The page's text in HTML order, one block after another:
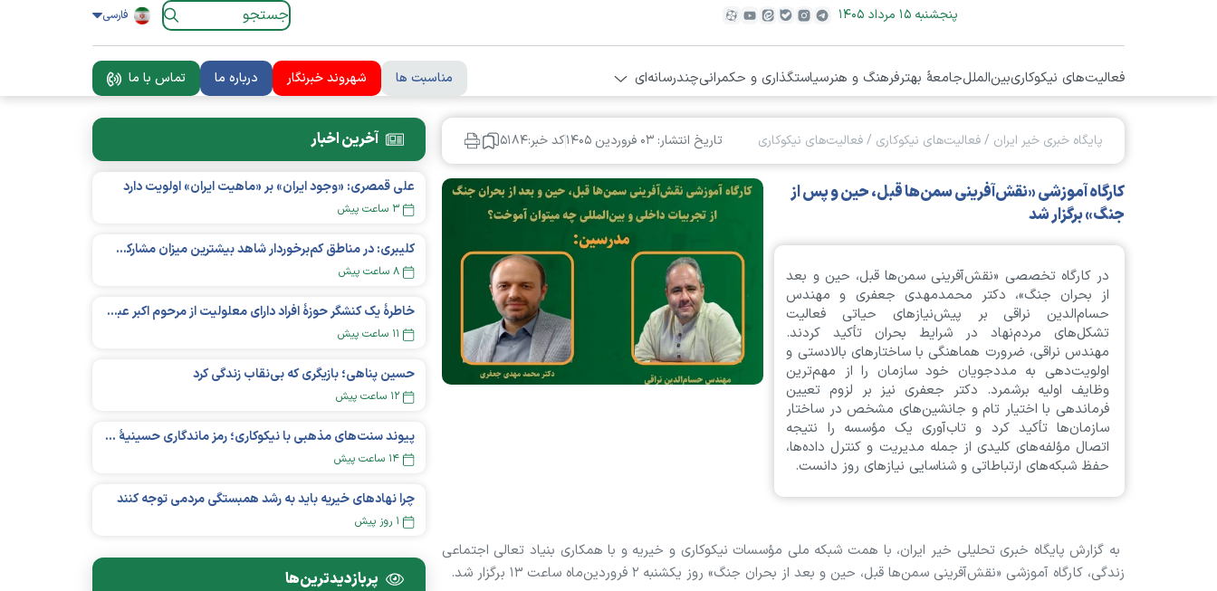
پنجشنبه ۱۵ مرداد ۱۴۰۵ فارسی
فعالیت‌های نیکوکاریبین‌المللجامعۀ بهترفرهنگ و هنرسیاستگذاری و حکمرانیچندرسانه‌ای مناسبت ها شهروند خبرنگار درباره ما تماس با ما
پایگاه خبری خیر ایران /فعالیت‌های نیکوکاری /فعالیت‌های نیکوکاری تاریخ انتشار: ۰۳ فروردين ۱۴۰۵ کد خبر:۵۱۸۴
کارگاه آموزشی «نقش‌آفرینی سمن‌ها قبل، حین و پس از
جنگ» برگزار شد
در کارگاه تخصصی «نقش‌آفرینی سمن‌ها قبل، حین و بعد
از بحران جنگ»، دکتر محمدمهدی جعفری و مهندس
حسام‌الدین نراقی بر پیش‌نیاز‌های حیاتی فعالیت
تشکل‌های مردم‌نهاد در شرایط بحران تأکید کردند.
مهندس نراقی، ضرورت هماهنگی با ساختار‌های بالادستی و
اولویت‌دهی به مددجویان خود سازمان را از مهم‌ترین
وظایف اولیه برشمرد. دکتر جعفری نیز بر لزوم تعیین
فرماندهی با اختیار تام و جانشین‌های مشخص در ساختار
سازمان‌ها تأکید کرد و تاب‌آوری یک مؤسسه را نتیجه
اتصال مؤلفه‌های کلیدی از جمله مدیریت و کنترل داده‌ها،
حفظ شبکه‌های ارتباطاتی و شناسایی نیاز‌های روز دانست.
به گزارش پایگاه خبری تحلیلی خیر ایران، با همت شبکه ملی مؤسسات نیکوکاری و خیریه و با همکاری بنیاد تعالی اجتماعی
زندگی، کارگاه آموزشی «نقش‌آفرینی سمن‌ها قبل، حین و بعد از بحران جنگ» روز یکشنبه ۲ فروردین‌ماه ساعت ۱۳ برگزار شد.
آخرین اخبار
علی قمصری: «وجود ایران» بر «ماهیت ایران» اولویت دارد
۳ ساعت پیش
کلیبری: در مناطق کم‌برخوردار شاهد بیشترین میزان مشارکت نهادمند جوانان هستیم
۸ ساعت پیش
خاطرۀ یک کنشگر حوزۀ افراد دارای معلولیت از مرحوم اکبر عبدی
۱۱ ساعت پیش
حسین پناهی؛ بازیگری که بی‌نقاب زندگی کرد
۱۲ ساعت پیش
پیوند سنت‌های مذهبی با نیکوکاری؛ رمز ماندگاری حسینیهٔ اعظم زنجان
۱۴ ساعت پیش
چرا نهادهای خیریه باید به رشد همبستگی مردمی توجه کنند
۱ روز پیش
پربازدید‌ترین‌ها